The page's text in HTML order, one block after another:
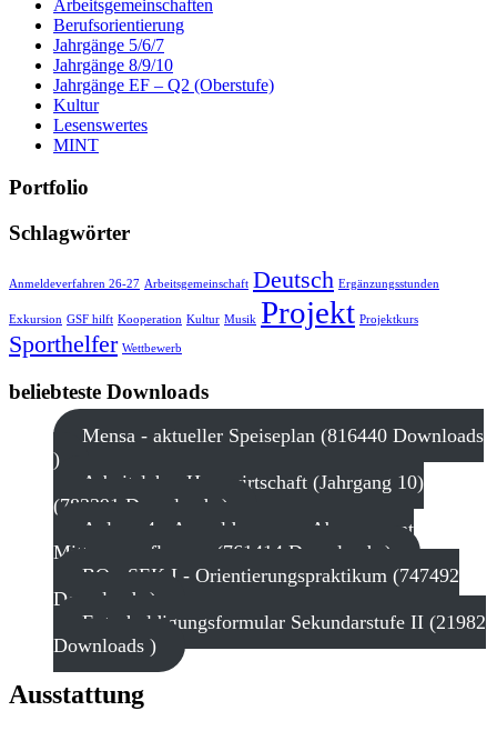
Arbeitsgemeinschaften
Berufsorientierung
Jahrgänge 5/6/7
Jahrgänge 8/9/10
Jahrgänge EF – Q2 (Oberstufe)
Kultur
Lesenswertes
MINT
Portfolio
Schlagwörter
Anmeldeverfahren 26-27 Arbeitsgemeinschaft Deutsch Ergänzungsstunden
Exkursion GSF hilft Kooperation Kultur Musik Projekt Projektkurs
Sporthelfer Wettbewerb
beliebteste Downloads
Mensa - aktueller Speiseplan (816440 Downloads
)
Arbeitslehre Hauswirtschaft (Jahrgang 10)
(783391 Downloads )
Anlage 4 - Anmeldung zum Abonnement
Mittagsverpflegung (761414 Downloads )
BO - SEK I - Orientierungspraktikum (747492
Downloads )
Entschuldigungsformular Sekundarstufe II (21982
Downloads )
Ausstattung